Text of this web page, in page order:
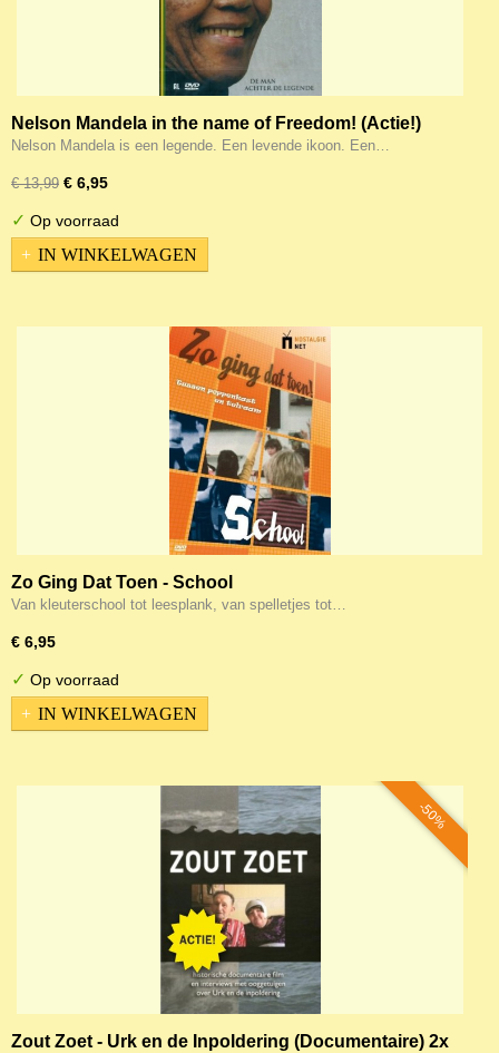
Nelson Mandela in the name of Freedom! (Actie!)
Nelson Mandela is een legende. Een levende ikoon. Een…
€ 13,99 € 6,95
✓ Op voorraad
IN WINKELWAGEN
Zo Ging Dat Toen - School
Van kleuterschool tot leesplank, van spelletjes tot…
€ 6,95
✓ Op voorraad
IN WINKELWAGEN
-50%
Zout Zoet - Urk en de Inpoldering (Documentaire) 2x